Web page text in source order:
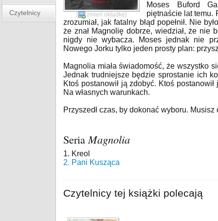
Czytelnicy [ zmień okładkę]
Moses Buford
piętnaście lat temu.
zrozumiał, jak fatalny błąd popełnił. Nie
że znał Magnolię dobrze, wiedział, że nie
nigdy nie wybacza. Moses jednak nie
Nowego Jorku tylko jeden prosty plan:
Magnolia miała świadomość, że wszystko
Jednak trudniejsze będzie sprostanie ich
Ktoś postanowił ją zdobyć. Ktoś
Na własnych warunkach.
Przyszedł czas, by dokonać wyboru. Musisz
SeriaMagnolia
1. Kreol
2. Pani Kusząca
Czytelnicy tej książki polecają